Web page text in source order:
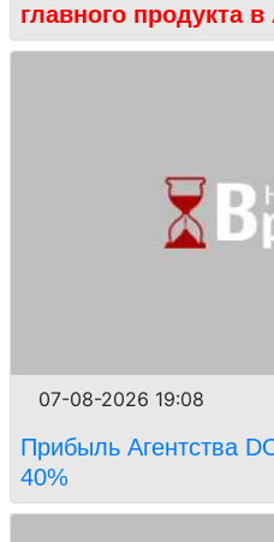
главного продукта
07-08-2026 19:08
Прибыль Агентства
40%